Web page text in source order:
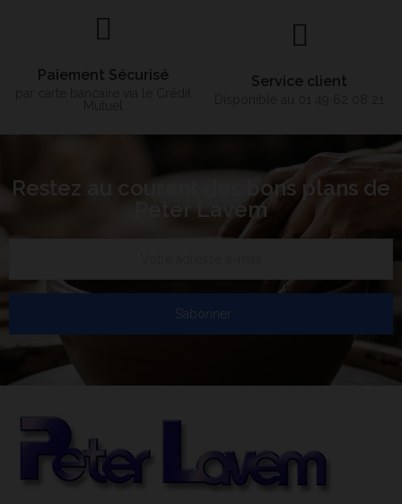
Paiement Sécurisé Service client
Restez au courant des bons plans de
Peter Lavem
S’abonner